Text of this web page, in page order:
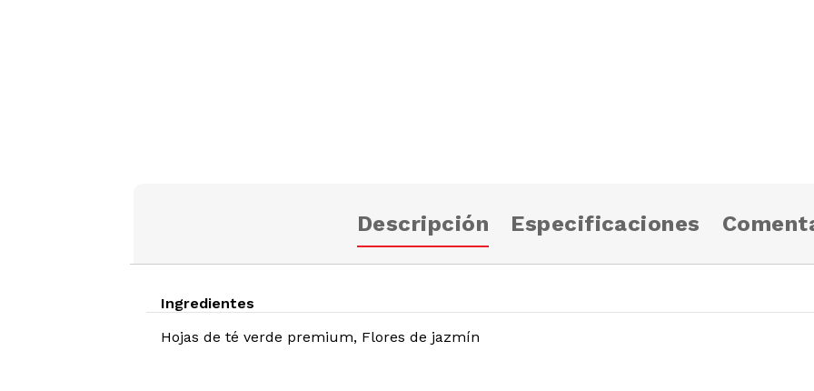
Descripción Especificaciones
Ingredientes
Hojas de té verde premium, Flores de jazmín